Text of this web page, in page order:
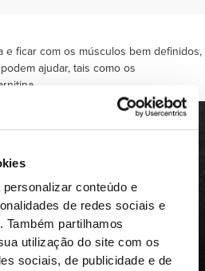
conteúdo e
de redes sociais e
Também partilhamos
utilização do site com os
sociais, de publicidade e de
ficar com os músculos bem definidos,
ajudar, tais como os